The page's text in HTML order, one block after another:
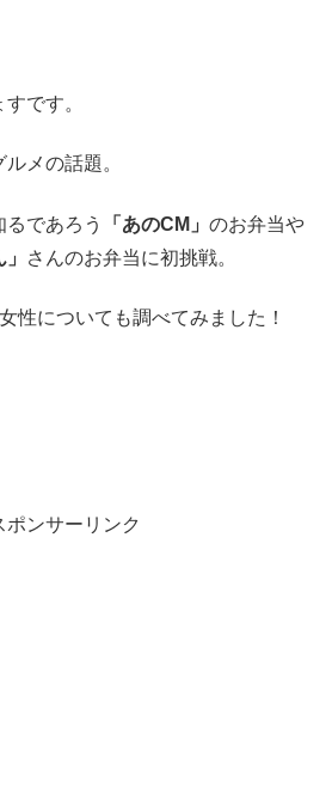
です。
メの話題。
であろう 「あのCM」 のお弁当や
さんのお弁当に初挑戦。
性についても調べてみました！
ポンサーリンク